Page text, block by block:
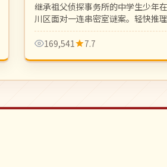
继承祖父侦探事务所的中学生少年
川区面对一连串密室谜案。轻快推
园生活结合，新世代少年推理动画。
169,541
7.7